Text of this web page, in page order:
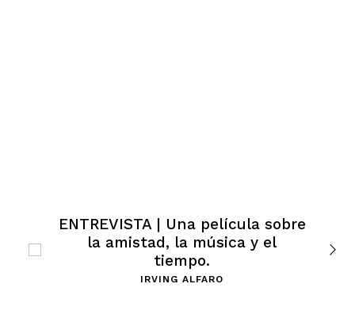
ENTREVISTA | Una película sobre
la amistad, la música y el
tiempo.
IRVING ALFARO